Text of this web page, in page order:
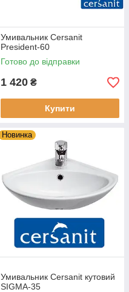
Умивальник Cersanit
President-60
Готово до відправки
1 420 ₴
Купити
Новинка
Умивальник Cersanit кутовий
SIGMA-35